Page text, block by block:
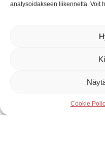
analysoidakseen liikennettä. Voit
Cookie